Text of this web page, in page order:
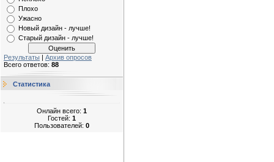
Плохо
Ужасно
Новый дизайн - лучше!
Старый дизайн - лучше!
Результаты | Архив опросов
Всего ответов: 88
Статистика
Онлайн всего: 1
Гостей: 1
Пользователей: 0